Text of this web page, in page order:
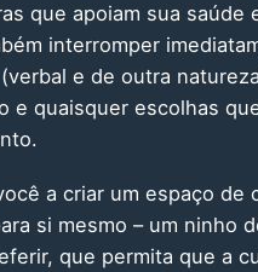
que apoiam sua saúde
interromper
e de outra
e quaisquer escolhas
a criar um espaço de
si mesmo – um ninho
que permita que a